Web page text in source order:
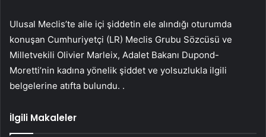
Ulusal Meclis’te aile içi şiddetin ele alındığı oturumda
konuşan Cumhuriyetçi (LR) Meclis Grubu Sözcüsü ve
Milletvekili Olivier Marleix, Adalet Bakanı Dupond-
Moretti’nin kadına yönelik şiddet ve yolsuzlukla ilgili
belgelerine atıfta bulundu. .
İlgili Makaleler